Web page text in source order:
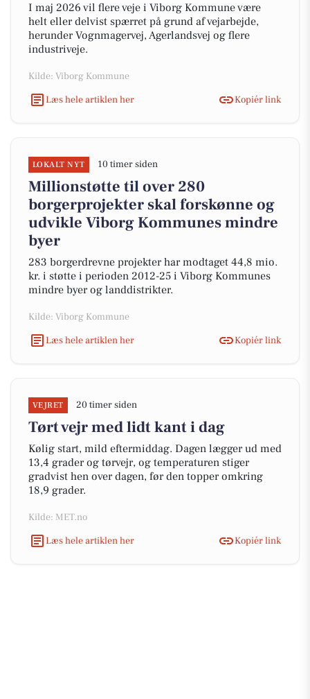
I maj 2026 vil flere veje i Viborg Kommune være
helt eller delvist spærret på grund af vejarbejde,
herunder Vognmagervej, Agerlandsvej og flere
industriveje.
Kilde: Viborg Kommune
Læs hele artiklen her
Kopiér link
LOKALT NYT 10 timer siden
Millionstøtte til over 280
borgerprojekter skal forskønne og
udvikle Viborg Kommunes mindre
byer
283 borgerdrevne projekter har modtaget 44,8 mio.
kr. i støtte i perioden 2012-25 i Viborg Kommunes
mindre byer og landdistrikter.
Kilde: Viborg Kommune
Læs hele artiklen her
Kopiér link
VEJRET 20 timer siden
Tørt vejr med lidt kant i dag
Kølig start, mild eftermiddag. Dagen lægger ud med
13,4 grader og tørvejr, og temperaturen stiger
gradvist hen over dagen, før den topper omkring
18,9 grader.
Kilde: MET.no
Læs hele artiklen her
Kopiér link